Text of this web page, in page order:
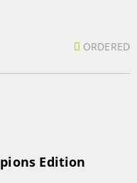
ORDERED
Edition